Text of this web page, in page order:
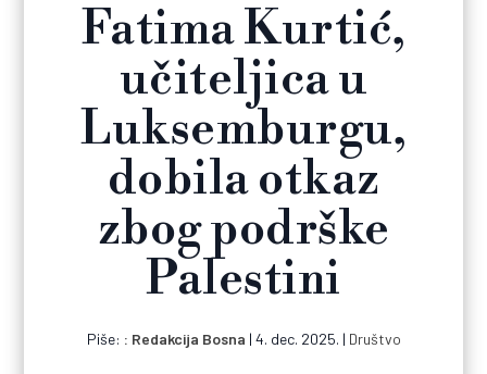
Fatima Kurtić,
učiteljica u
Luksemburgu,
dobila otkaz
zbog podrške
Palestini
Piše: Redakcija Bosna | 4. dec. 2025. | Društvo